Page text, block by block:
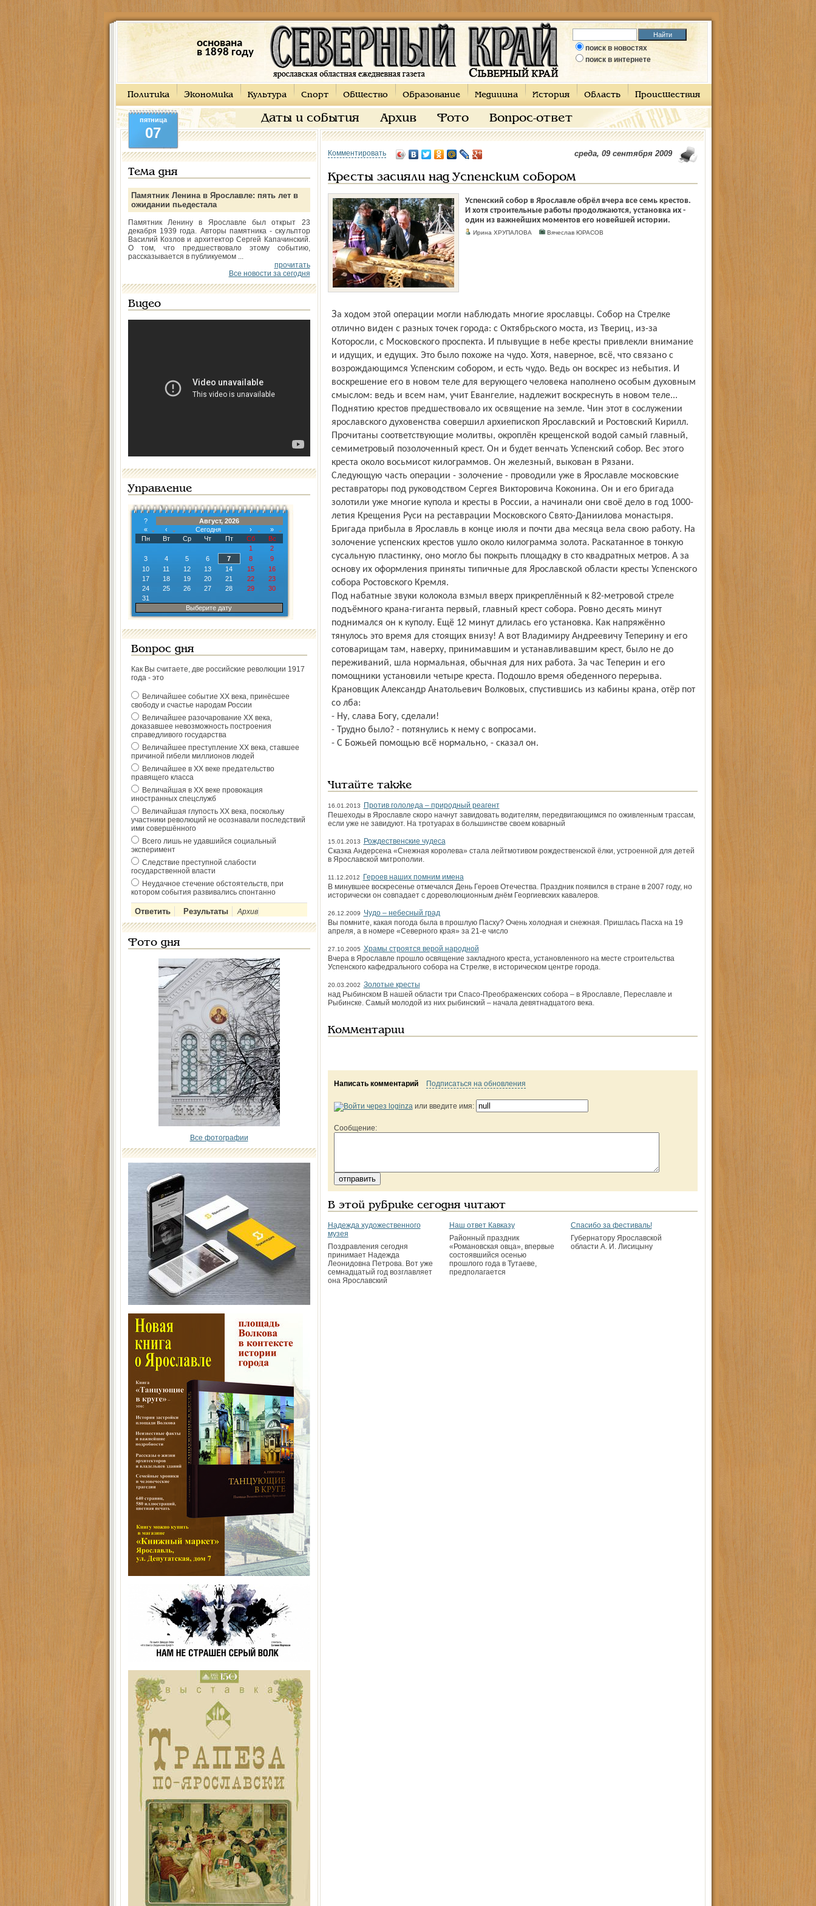
основана
в 1898 году
поиск в новостях
поиск в интернете
Политика Экономика Культура Спорт Общество Образование Медицина История Область Происшествия
Даты и события Архив Фото Вопрос-ответ
пятница
07
Тема дня
Памятник Ленина в Ярославле: пять лет в
ожидании пьедестала
Памятник Ленину в Ярославле был открыт 23
декабря 1939 года. Авторы памятника - скульптор
Василий Козлов и архитектор Сергей Капачинский.
О том, что предшествовало этому событию,
рассказывается в публикуемом ...
прочитать
Все новости за сегодня
Видео
Управление
?
Август, 2026
«
‹ Сегодня ›
»
Пн
Вт Ср Чт Пт Сб
Вс
1
2
3
4 5 6 7 8
9
10
11 12 13 14 15
16
17
18 19 20 21 22
23
24
25 26 27 28 29
30
31
Выберите дату
Вопрос дня
Как Вы считаете, две российские революции 1917
года - это
Величайшее событие ХХ века, принёсшее
свободу и счастье народам России
Величайшее разочарование ХХ века,
доказавшее невозможность построения
справедливого государства
Величайшее преступление ХХ века, ставшее
причиной гибели миллионов людей
Величайшее в ХХ веке предательство
правящего класса
Величайшая в ХХ веке провокация
иностранных спецслужб
Величайшая глупость ХХ века, поскольку
участники революций не осознавали последствий
ими совершённого
Всего лишь не удавшийся социальный
эксперимент
Следствие преступной слабости
государственной власти
Неудачное стечение обстоятельств, при
котором события развивались спонтанно
Архив
Фото дня
Все фотографии
Комментировать среда, 09 сентября 2009
Кресты засияли над Успенским собором
Успенский собор в Ярославле обрёл вчера все семь крестов.
И хотя строительные работы продолжаются, установка их -
один из важнейших моментов его новейшей истории.
Ирина ХРУПАЛОВА Вячеслав ЮРАСОВ
За ходом этой операции могли наблюдать многие ярославцы. Собор на Стрелке
отлично виден с разных точек города: с Октябрьского моста, из Твериц, из-за
Которосли, с Московского проспекта. И плывущие в небе кресты привлекли внимание
и идущих, и едущих. Это было похоже на чудо. Хотя, наверное, всё, что связано с
возрождающимся Успенским собором, и есть чудо. Ведь он воскрес из небытия. И
воскрешение его в новом теле для верующего человека наполнено особым духовным
смыслом: ведь и всем нам, учит Евангелие, надлежит воскреснуть в новом теле...
Поднятию крестов предшествовало их освящение на земле. Чин этот в сослужении
ярославского духовенства совершил архиепископ Ярославский и Ростовский Кирилл.
Прочитаны соответствующие молитвы, окроплён крещенской водой самый главный,
семиметровый позолоченный крест. Он и будет венчать Успенский собор. Вес этого
креста около восьмисот килограммов. Он железный, выкован в Рязани.
Следующую часть операции - золочение - проводили уже в Ярославле московские
реставраторы под руководством Сергея Викторовича Коконина. Он и его бригада
золотили уже многие купола и кресты в России, а начинали они своё дело в год 1000-
летия Крещения Руси на реставрации Московского Свято-Даниилова монастыря.
Бригада прибыла в Ярославль в конце июля и почти два месяца вела свою работу. На
золочение успенских крестов ушло около килограмма золота. Раскатанное в тонкую
сусальную пластинку, оно могло бы покрыть площадку в сто квадратных метров. А за
основу их оформления приняты типичные для Ярославской области кресты Успенского
собора Ростовского Кремля.
Под набатные звуки колокола взмыл вверх прикреплённый к 82-метровой стреле
подъёмного крана-гиганта первый, главный крест собора. Ровно десять минут
поднимался он к куполу. Ещё 12 минут длилась его установка. Как напряжённо
тянулось это время для стоящих внизу! А вот Владимиру Андреевичу Теперину и его
сотоварищам там, наверху, принимавшим и устанавливавшим крест, было не до
переживаний, шла нормальная, обычная для них работа. За час Теперин и его
помощники установили четыре креста. Подошло время обеденного перерыва.
Крановщик Александр Анатольевич Волковых, спустившись из кабины крана, отёр пот
со лба:
- Ну, слава Богу, сделали!
- Трудно было? - потянулись к нему с вопросами.
- С Божьей помощью всё нормально, - сказал он.
Читайте также
16.01.2013
Против гололеда – природный реагент
Пешеходы в Ярославле скоро начнут завидовать водителям, передвигающимся по оживленным трассам,
если уже не завидуют. На тротуарах в большинстве своем коварный
15.01.2013
Рождественские чудеса
Сказка Андерсена «Снежная королева» стала лейтмотивом рождественской ёлки, устроенной для детей
в Ярославской митрополии.
11.12.2012
Героев наших помним имена
В минувшее воскресенье отмечался День Героев Отечества. Праздник появился в стране в 2007 году, но
исторически он совпадает с дореволюционным днём Георгиевских кавалеров.
26.12.2009
Чудо – небесный град
Вы помните, какая погода была в прошлую Пасху? Очень холодная и снежная. Пришлась Пасха на 19
апреля, а в номере «Северного края» за 21-е число
27.10.2005 Храмы строятся верой народной
Вчера в Ярославле прошло освящение закладного креста, установленного на месте строительства
Успенского кафедрального собора на Стрелке, в историческом центре города.
20.03.2002 Золотые кресты
над Рыбинском В нашей области три Спасо-Преображенских собора – в Ярославле, Переславле и
Рыбинске. Самый молодой из них рыбинский – начала девятнадцатого века.
Комментарии
Написать комментарий Подписаться на обновления
или введите имя:
Сообщение:
В этой рубрике сегодня читают
Надежда художественного
музея
Поздравления сегодня
принимает Надежда
Леонидовна Петрова. Вот уже
семнадцатый год возглавляет
она Ярославский
Наш ответ Кавказу
Районный праздник
«Романовская овца», впервые
состоявшийся осенью
прошлого года в Тутаеве,
предполагается
Спасибо за фестиваль!
Губернатору Ярославской
области А. И. Лисицыну